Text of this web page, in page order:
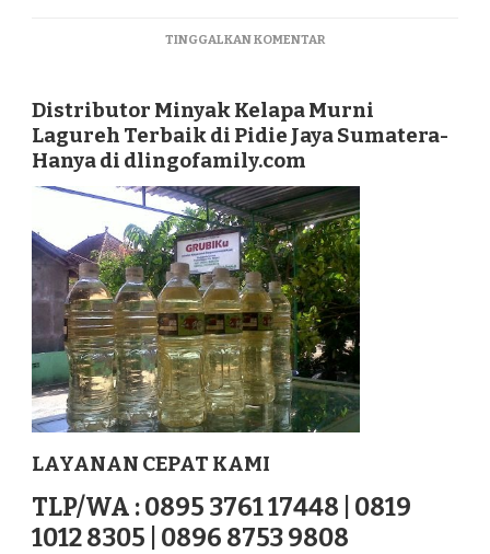
TINGGALKAN KOMENTARPADA
KELAPA
MURNI
LAGUREH
DI
PIDIE
JAYA
SUMATERA
Distributor Minyak Kelapa Murni
Lagureh Terbaik di Pidie Jaya Sumatera-
Hanya di dlingofamily.com
LAYANAN CEPAT KAMI
TLP/WA : 0895 3761 17448 | 0819
1012 8305 | 0896 8753 9808